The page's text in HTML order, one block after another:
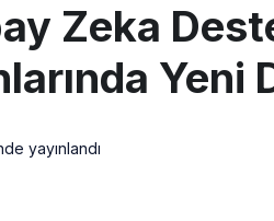
Zeka
Yeni
yayınlandı